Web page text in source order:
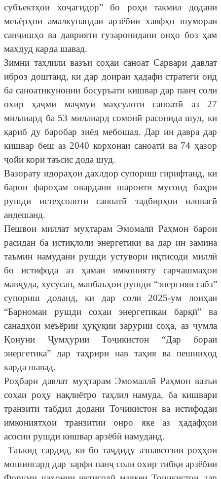
субъектҳои хоҷагидор” бо роҳи такмил додани
меъёрҳои амалкунандаи арзёбии хавфҳо шумораи
санҷишҳо ва даврияти гузаронидани онҳо боз ҳам
маҳдуд карда шавад.
Зимни таҳлили вазъи соҳаи саноат Сарвари давлат
иброз доштанд, ки дар доираи ҳадафи стратегӣ оид
ба саноатикунонии босуръати кишвар дар панҷ соли
охир ҳаҷми маҷмуи маҳсулоти саноатӣ аз 27
миллиард ба 53 миллиард сомонӣ расонида шуд, ки
қариб ду баробар зиёд мебошад. Дар ин давра дар
кишвар беш аз 2040 корхонаи саноатӣ ва 74 ҳазор
ҷойи корӣ таъсис дода шуд.
Вазорату идораҳои дахлдор супориш гирифтанд, ки
барои фароҳам овардани шароити мусоид баҳри
рушди истеҳсолоти саноатӣ тадбирҳои иловагӣ
андешанд.
Пешвои миллат муҳтарам Эмомалӣ Раҳмон барои
расидан ба истиқлоли энергетикӣ ва дар ин замина
таъмин намудани рушди устувори иқтисоди миллӣ
бо истифода аз ҳамаи имконияту сарчашмаҳои
мавҷуда, хусусан, манбаъҳои рушди “энергияи сабз”
супориш доданд, ки дар соли 2025-ум лоиҳаи
“Барномаи рушди соҳаи энергетикаи барқӣ” ва
санадҳои меъёрии ҳуқуқии зарурии соҳа, аз ҷумла
Қонуни Ҷумҳурии Тоҷикистон “Дар бораи
энергетика” дар таҳрири нав таҳия ва пешниҳод
карда шавад.
Роҳбари давлат муҳтарам Эмомаллӣ Раҳмон вазъи
соҳаи роҳу нақлиётро таҳлил намуда, ба кишвари
транзитӣ табдил додани Тоҷикистон ва истифодаи
имкониятҳои транзитии онро яке аз ҳадафҳои
асосии рушди кишвар арзёбӣ намуданд.
Таъкид гардид, ки бо таҷдиду азнавсозии роҳҳои
мошингард дар зарфи панҷ соли охир тибқи арзёбии